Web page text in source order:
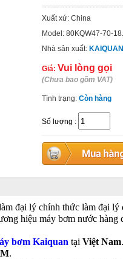
Xuất xứ: China
Model: 80KQW47-70-
Nhà sản xuất:
Giá: Vui lòng gọi
(Chưa bao gồm VAT)
Tình trạng: Còn hàng
Số lượng :
đại lý chính thức làm đại
hiệu máy bơm nước hàng
bơm Kaiquan tại Việt Nam.
.